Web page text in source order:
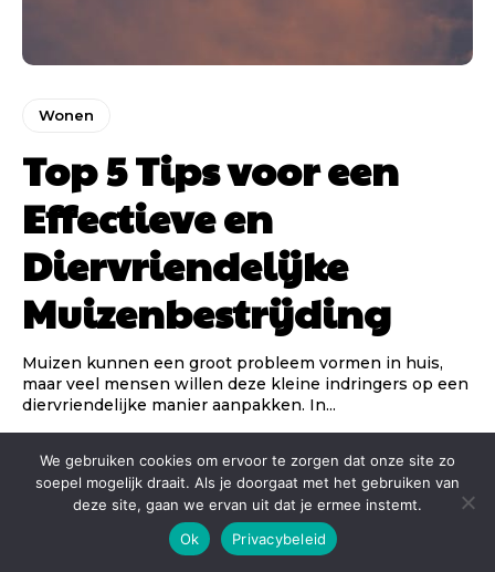
Wonen
Top 5 Tips voor een
Effectieve en
Diervriendelijke
Muizenbestrijding
Muizen kunnen een groot probleem vormen in huis,
maar veel mensen willen deze kleine indringers op een
diervriendelijke manier aanpakken. In...
We gebruiken cookies om ervoor te zorgen dat onze site zo
soepel mogelijk draait. Als je doorgaat met het gebruiken van
deze site, gaan we ervan uit dat je ermee instemt.
Ok
Privacybeleid